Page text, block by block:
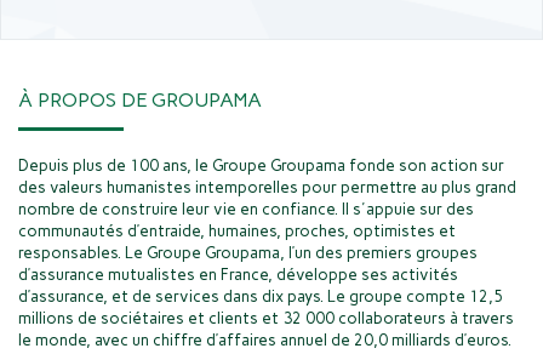
À PROPOS DE GROUPAMA
Depuis plus de 100 ans, le Groupe Groupama fonde son action sur
des valeurs humanistes intemporelles pour permettre au plus grand
nombre de construire leur vie en confiance. Il s'appuie sur des
communautés d’entraide, humaines, proches, optimistes et
responsables. Le Groupe Groupama, l’un des premiers groupes
d’assurance mutualistes en France, développe ses activités
d’assurance, et de services dans dix pays. Le groupe compte 12,5
millions de sociétaires et clients et 32 000 collaborateurs à travers
le monde, avec un chiffre d’affaires annuel de 20,0 milliards d’euros.